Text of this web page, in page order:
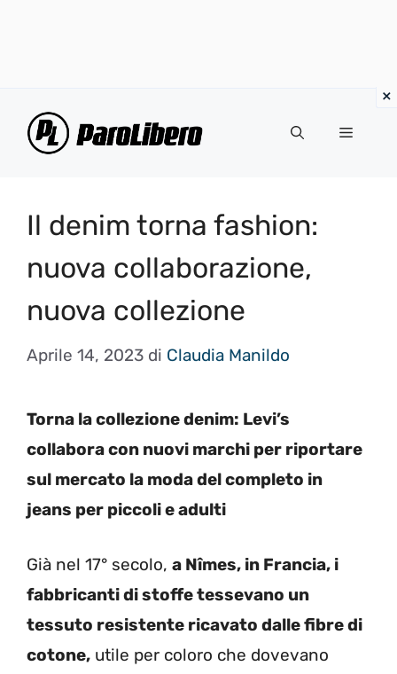
Menu
Il denim torna fashion:
nuova collaborazione,
nuova collezione
Aprile 14, 2023 di Claudia Manildo
Torna la collezione denim: Levi’s
collabora con nuovi marchi per riportare
sul mercato la moda del completo in
jeans per piccoli e adulti
Già nel 17° secolo, a Nîmes, in Francia, i
fabbricanti di stoffe tessevano un
tessuto resistente ricavato dalle fibre di
cotone, utile per coloro che dovevano